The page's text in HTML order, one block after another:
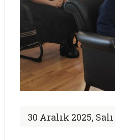
30 Aralık 2025, Salı